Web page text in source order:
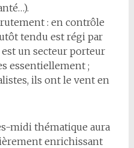
: en contrôle
tendu est régi par
est un secteur porteur
essentiellement ;
ils ont le vent en
midi thématique aura
enrichissant